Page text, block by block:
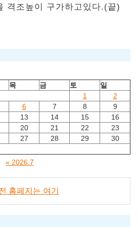
격조높이 구가하고있다.(끝)
목 금 토
일
1
2
6 7 8
9
13 14 15
16
20 21 22
23
27 28 29
30
« 2026.7
홈페지는 여기